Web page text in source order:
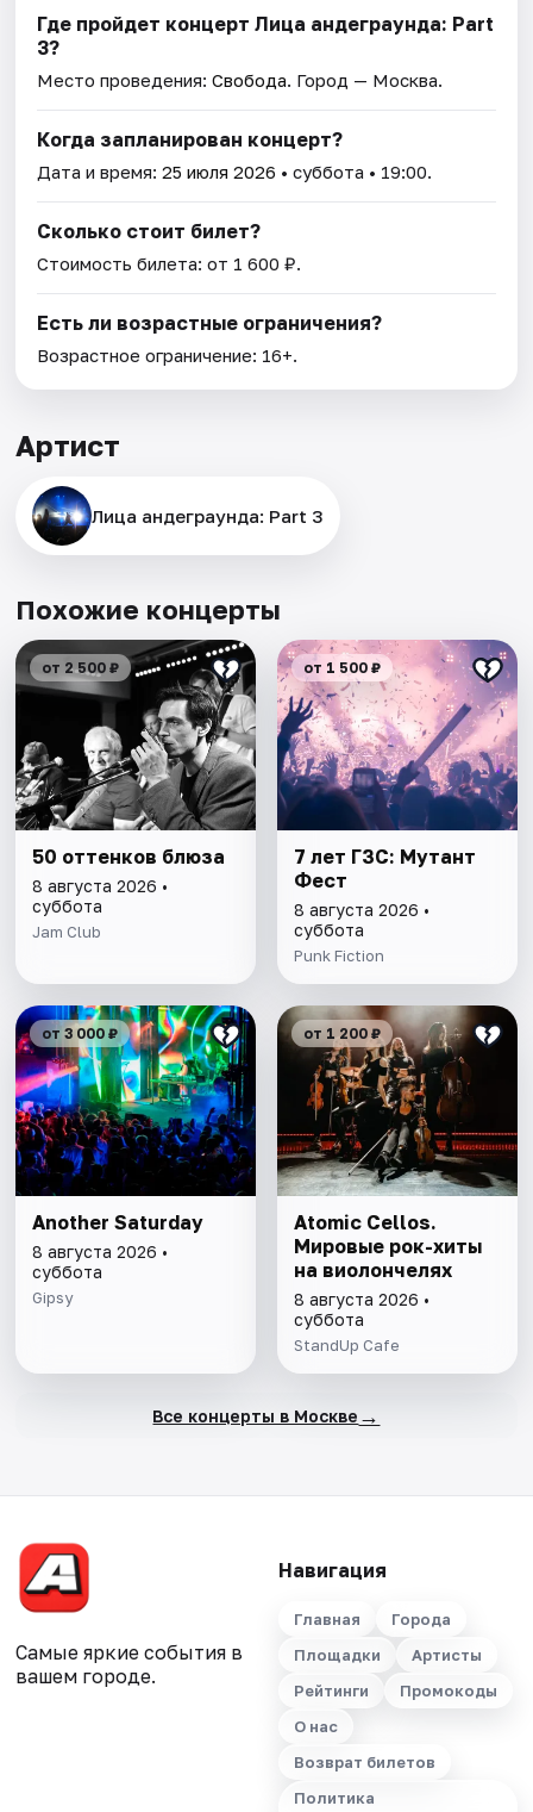
Где пройдет концерт Лица андеграунда: Part
3?
Место проведения:Свобода. Город — Москва.
Когда запланирован концерт?
Дата и время:25 июля 2026 • суббота • 19:00.
Сколько стоит билет?
Стоимость билета: от 1 600 ₽.
Есть ли возрастные ограничения?
Возрастное ограничение: 16+.
Артист
Лица андеграунда: Part 3
Похожие концерты
от 2 500 ₽
50 оттенков блюза
8 августа 2026 •
суббота
Jam Club
от 1 500 ₽
7 лет ГЗС: Мутант
Фест
8 августа 2026 •
суббота
Punk Fiction
от 3 000 ₽
Another Saturday
8 августа 2026 •
суббота
Gipsy
от 1 200 ₽
Atomic Cellos.
Мировые рок-хиты
на виолончелях
8 августа 2026 •
суббота
StandUp Cafe
Все концерты в Москве →
Самые яркие события в
вашем городе.
Навигация
Главная
Города
Площадки
Артисты
Рейтинги
Промокоды
О нас
Возврат билетов
Политика